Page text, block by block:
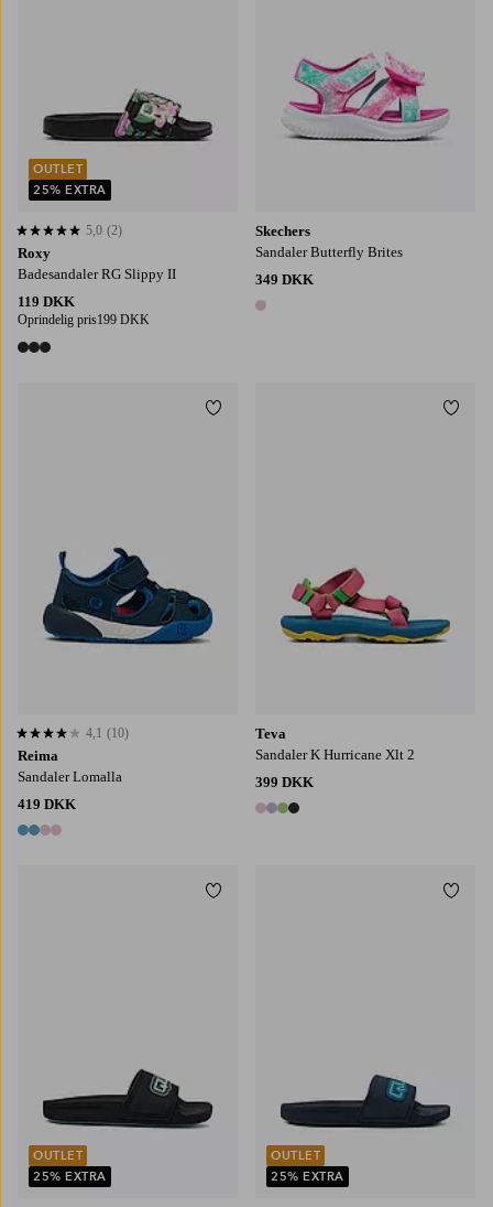
Roxy
Badesandaler RG Slippy II
119 DKK
Oprindelig pris199 DKK
3 farver
5,0 baseret på 2 bedømmelser
5,0 (2)
OUTLET
25% EXTRA
Skechers
Sandaler Butterfly Brites
349 DKK
1 farve
Reima
Sandaler Lomalla
419 DKK
4 farver
4,1 baseret på 10 bedømmelser
4,1 (10)
Tilføj til favoritter
Teva
Sandaler K Hurricane Xlt 2
399 DKK
4 farver
OUTLET
25% EXTRA
Tilføj til favoritter
OUTLET
25% EXTRA